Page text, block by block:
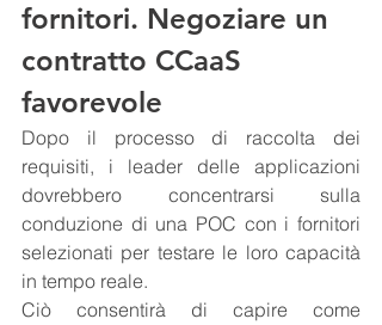
fornitori. Negoziare un
contratto CCaaS
favorevole
Dopo il processo di raccolta dei
requisiti, i leader delle applicazioni
dovrebbero concentrarsi sulla
conduzione di una POC con i fornitori
selezionati per testare le loro capacità
in tempo reale.
Ciò consentirà di capire come